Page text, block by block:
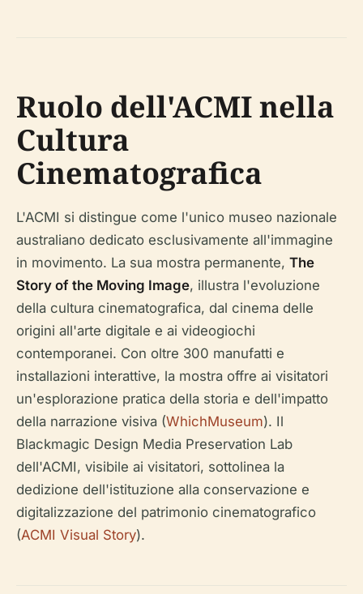
Ruolo dell'ACMI nella
Cultura
Cinematografica
L'ACMI si distingue come l'unico museo nazionale
australiano dedicato esclusivamente all'immagine
in movimento. La sua mostra permanente, The
Story of the Moving Image, illustra l'evoluzione
della cultura cinematografica, dal cinema delle
origini all'arte digitale e ai videogiochi
contemporanei. Con oltre 300 manufatti e
installazioni interattive, la mostra offre ai visitatori
un'esplorazione pratica della storia e dell'impatto
della narrazione visiva (WhichMuseum). Il
Blackmagic Design Media Preservation Lab
dell'ACMI, visibile ai visitatori, sottolinea la
dedizione dell'istituzione alla conservazione e
digitalizzazione del patrimonio cinematografico
(ACMI Visual Story).